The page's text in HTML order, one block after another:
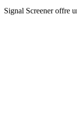
Signal Screener offre